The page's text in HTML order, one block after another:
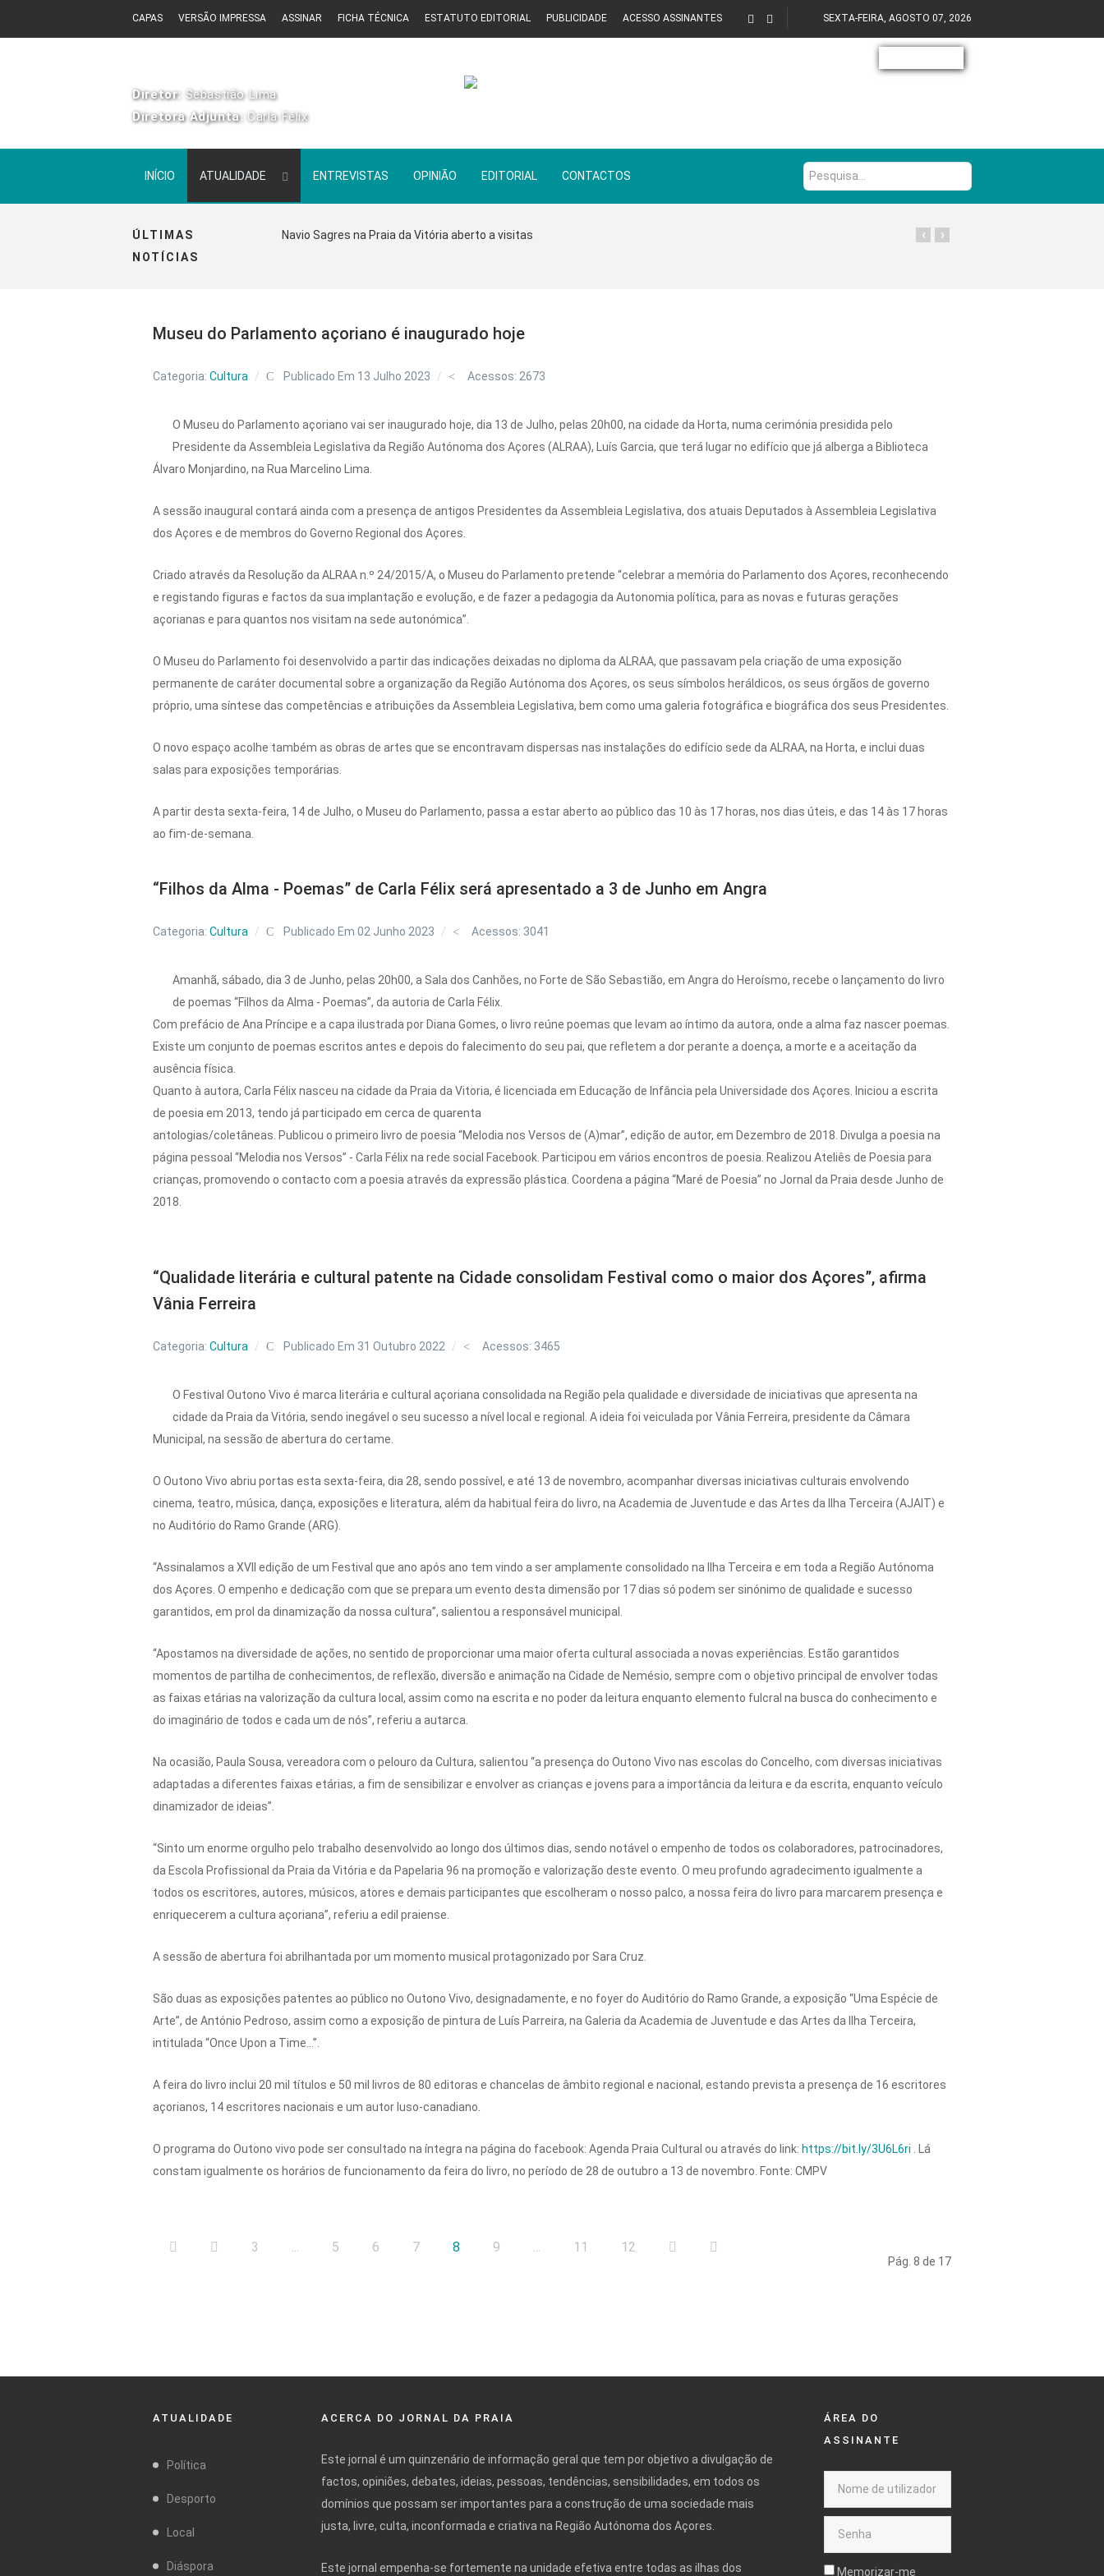
CAPAS VERSÃO IMPRESSA ASSINAR FICHA TÉCNICA ESTATUTO EDITORIAL PUBLICIDADE ACESSO ASSINANTES SEXTA-FEIRA, AGOSTO 07, 2026
Diretor: Sebastião Lima
Diretora Adjunta:Carla Félix
INÍCIO ATUALIDADE ENTREVISTAS OPINIÃO EDITORIAL CONTACTOS Pesquisa...
ÚLTIMAS
NOTÍCIAS
Navio Sagres na Praia da Vitória aberto a visitas ›
‹
Museu do Parlamento açoriano é inaugurado hoje
Categoria:Cultura Publicado Em 13 Julho 2023 Acessos: 2673
O Museu do Parlamento açoriano vai ser inaugurado hoje, dia 13 de Julho, pelas 20h00, na cidade da Horta, numa cerimónia presidida pelo
Presidente da Assembleia Legislativa da Região Autónoma dos Açores (ALRAA), Luís Garcia, que terá lugar no edifício que já alberga a Biblioteca
Álvaro Monjardino, na Rua Marcelino Lima.
A sessão inaugural contará ainda com a presença de antigos Presidentes da Assembleia Legislativa, dos atuais Deputados à Assembleia Legislativa
dos Açores e de membros do Governo Regional dos Açores.
Criado através da Resolução da ALRAA n.º 24/2015/A, o Museu do Parlamento pretende “celebrar a memória do Parlamento dos Açores, reconhecendo
e registando figuras e factos da sua implantação e evolução, e de fazer a pedagogia da Autonomia política, para as novas e futuras gerações
açorianas e para quantos nos visitam na sede autonómica”.
O Museu do Parlamento foi desenvolvido a partir das indicações deixadas no diploma da ALRAA, que passavam pela criação de uma exposição
permanente de caráter documental sobre a organização da Região Autónoma dos Açores, os seus símbolos heráldicos, os seus órgãos de governo
próprio, uma síntese das competências e atribuições da Assembleia Legislativa, bem como uma galeria fotográfica e biográfica dos seus Presidentes.
O novo espaço acolhe também as obras de artes que se encontravam dispersas nas instalações do edifício sede da ALRAA, na Horta, e inclui duas
salas para exposições temporárias.
A partir desta sexta-feira, 14 de Julho, o Museu do Parlamento, passa a estar aberto ao público das 10 às 17 horas, nos dias úteis, e das 14 às 17 horas
ao fim-de-semana.
“Filhos da Alma - Poemas” de Carla Félix será apresentado a 3 de Junho em Angra
Categoria:Cultura Publicado Em 02 Junho 2023 Acessos: 3041
Amanhã, sábado, dia 3 de Junho, pelas 20h00, a Sala dos Canhões, no Forte de São Sebastião, em Angra do Heroísmo, recebe o lançamento do livro
de poemas “Filhos da Alma - Poemas”, da autoria de Carla Félix.
Com prefácio de Ana Príncipe e a capa ilustrada por Diana Gomes, o livro reúne poemas que levam ao íntimo da autora, onde a alma faz nascer poemas.
Existe um conjunto de poemas escritos antes e depois do falecimento do seu pai, que refletem a dor perante a doença, a morte e a aceitação da
ausência física.
Quanto à autora, Carla Félix nasceu na cidade da Praia da Vitoria, é licenciada em Educação de Infância pela Universidade dos Açores. Iniciou a escrita
de poesia em 2013, tendo já participado em cerca de quarenta
antologias/coletâneas. Publicou o primeiro livro de poesia “Melodia nos Versos de (A)mar”, edição de autor, em Dezembro de 2018. Divulga a poesia na
página pessoal “Melodia nos Versos” - Carla Félix na rede social Facebook. Participou em vários encontros de poesia. Realizou Ateliês de Poesia para
crianças, promovendo o contacto com a poesia através da expressão plástica. Coordena a página “Maré de Poesia” no Jornal da Praia desde Junho de
2018.
“Qualidade literária e cultural patente na Cidade consolidam Festival como o maior dos Açores”, afirma
Vânia Ferreira
Categoria:Cultura Publicado Em 31 Outubro 2022 Acessos: 3465
O Festival Outono Vivo é marca literária e cultural açoriana consolidada na Região pela qualidade e diversidade de iniciativas que apresenta na
cidade da Praia da Vitória, sendo inegável o seu sucesso a nível local e regional. A ideia foi veiculada por Vânia Ferreira, presidente da Câmara
Municipal, na sessão de abertura do certame.
O Outono Vivo abriu portas esta sexta-feira, dia 28, sendo possível, e até 13 de novembro, acompanhar diversas iniciativas culturais envolvendo
cinema, teatro, música, dança, exposições e literatura, além da habitual feira do livro, na Academia de Juventude e das Artes da Ilha Terceira (AJAIT) e
no Auditório do Ramo Grande (ARG).
“Assinalamos a XVII edição de um Festival que ano após ano tem vindo a ser amplamente consolidado na Ilha Terceira e em toda a Região Autónoma
dos Açores. O empenho e dedicação com que se prepara um evento desta dimensão por 17 dias só podem ser sinónimo de qualidade e sucesso
garantidos, em prol da dinamização da nossa cultura”, salientou a responsável municipal.
“Apostamos na diversidade de ações, no sentido de proporcionar uma maior oferta cultural associada a novas experiências. Estão garantidos
momentos de partilha de conhecimentos, de reflexão, diversão e animação na Cidade de Nemésio, sempre com o objetivo principal de envolver todas
as faixas etárias na valorização da cultura local, assim como na escrita e no poder da leitura enquanto elemento fulcral na busca do conhecimento e
do imaginário de todos e cada um de nós”, referiu a autarca.
Na ocasião, Paula Sousa, vereadora com o pelouro da Cultura, salientou “a presença do Outono Vivo nas escolas do Concelho, com diversas iniciativas
adaptadas a diferentes faixas etárias, a fim de sensibilizar e envolver as crianças e jovens para a importância da leitura e da escrita, enquanto veículo
dinamizador de ideias”.
“Sinto um enorme orgulho pelo trabalho desenvolvido ao longo dos últimos dias, sendo notável o empenho de todos os colaboradores, patrocinadores,
da Escola Profissional da Praia da Vitória e da Papelaria 96 na promoção e valorização deste evento. O meu profundo agradecimento igualmente a
todos os escritores, autores, músicos, atores e demais participantes que escolheram o nosso palco, a nossa feira do livro para marcarem presença e
enriquecerem a cultura açoriana”, referiu a edil praiense.
A sessão de abertura foi abrilhantada por um momento musical protagonizado por Sara Cruz.
São duas as exposições patentes ao público no Outono Vivo, designadamente, e no foyer do Auditório do Ramo Grande, a exposição “Uma Espécie de
Arte”, de António Pedroso, assim como a exposição de pintura de Luís Parreira, na Galeria da Academia de Juventude e das Artes da Ilha Terceira,
intitulada “Once Upon a Time…”.
A feira do livro inclui 20 mil títulos e 50 mil livros de 80 editoras e chancelas de âmbito regional e nacional, estando prevista a presença de 16 escritores
açorianos, 14 escritores nacionais e um autor luso-canadiano.
O programa do Outono vivo pode ser consultado na íntegra na página do facebook: Agenda Praia Cultural ou através do link: https://bit.ly/3U6L6ri . Lá
constam igualmente os horários de funcionamento da feira do livro, no período de 28 de outubro a 13 de novembro. Fonte: CMPV
Pág. 8 de 17
3 ... 5 6 7 8 9 ... 11 12
ATUALIDADE
Política
Desporto
Local
Diáspora
ACERCA DO JORNAL DA PRAIA
Este jornal é um quinzenário de informação geral que tem por objetivo a divulgação de
factos, opiniões, debates, ideias, pessoas, tendências, sensibilidades, em todos os
domínios que possam ser importantes para a construção de uma sociedade mais
justa, livre, culta, inconformada e criativa na Região Autónoma dos Açores.
Este jornal empenha-se fortemente na unidade efetiva entre todas as ilhas dos
ÁREA DO
ASSINANTE
Memorizar-me